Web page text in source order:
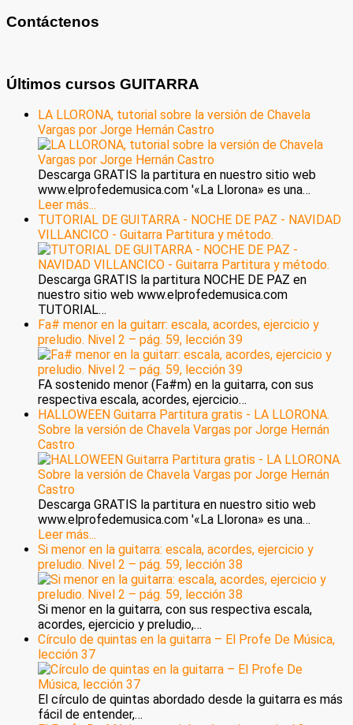
Contáctenos
Últimos cursos GUITARRA
LA LLORONA, tutorial sobre la versión de Chavela
Vargas por Jorge Hernán Castro
Descarga GRATIS la partitura en nuestro sitio web
www.elprofedemusica.com '«La Llorona» es una…
Leer más...
TUTORIAL DE GUITARRA - NOCHE DE PAZ - NAVIDAD
VILLANCICO - Guitarra Partitura y método.
Descarga GRATIS la partitura NOCHE DE PAZ en
nuestro sitio web www.elprofedemusica.com
TUTORIAL…
Fa# menor en la guitarr: escala, acordes, ejercicio y
preludio. Nivel 2 – pág. 59, lección 39
FA sostenido menor (Fa#m) en la guitarra, con sus
respectiva escala, acordes, ejercicio…
HALLOWEEN Guitarra Partitura gratis - LA LLORONA.
Sobre la versión de Chavela Vargas por Jorge Hernán
Castro
Descarga GRATIS la partitura en nuestro sitio web
www.elprofedemusica.com '«La Llorona» es una…
Leer más...
Si menor en la guitarra: escala, acordes, ejercicio y
preludio. Nivel 2 – pág. 59, lección 38
Si menor en la guitarra, con sus respectiva escala,
acordes, ejercicio y preludio,…
Círculo de quintas en la guitarra – El Profe De Música,
lección 37
El círculo de quintas abordado desde la guitarra es más
fácil de entender,…